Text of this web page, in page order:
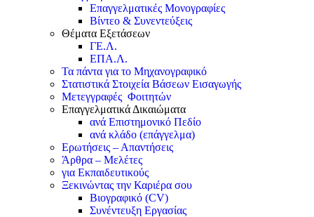
Επαγγελματικές Μονογραφίες
Βίντεο & Συνεντεύξεις
Θέματα Εξετάσεων
ΓΕ.Λ.
ΕΠΑ.Λ.
Τα πάντα για το Μηχανογραφικό
Στατιστικά Στοιχεία Βάσεων Εισαγωγής
Μετεγγραφές Φοιτητών
Επαγγελματικά Δικαιώματα
ανά Επιστημονικό Πεδίο
ανά κλάδο (επάγγελμα)
Ερωτήσεις – Απαντήσεις
Άρθρα – Μελέτες
για Εκπαιδευτικούς
Ξεκινώντας την Καριέρα σου
Βιογραφικό (CV)
Συνέντευξη Εργασίας